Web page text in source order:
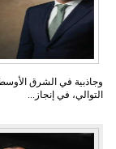
وجاذبية في الشرق
التوالي، في إنجاز...